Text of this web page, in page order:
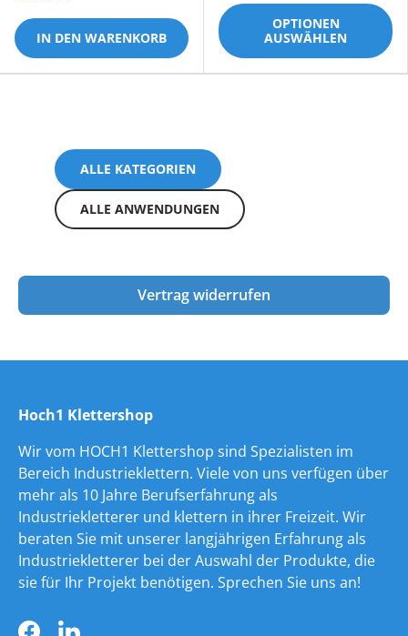
IN DEN WARENKORB
OPTIONEN
AUSWÄHLEN
ALLE KATEGORIEN
ALLE ANWENDUNGEN
Vertrag widerrufen
Hoch1 Klettershop
Wir vom HOCH1 Klettershop sind Spezialisten im
Bereich Industrieklettern. Viele von uns verfügen über
mehr als 10 Jahre Berufserfahrung als
Industriekletterer und klettern in ihrer Freizeit. Wir
beraten Sie mit unserer langjährigen Erfahrung als
Industriekletterer bei der Auswahl der Produkte, die
sie für Ihr Projekt benötigen. Sprechen Sie uns an!